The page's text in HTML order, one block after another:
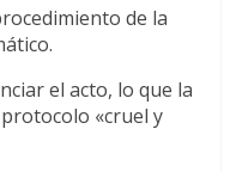
de la
el acto, lo que la
«cruel y